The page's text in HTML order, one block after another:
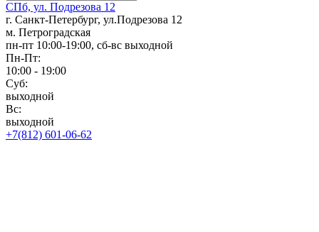
СПб, ул. Подрезова 12
г. Санкт-Петербург, ул.Подрезова 12
м. Петроградская
пн-пт 10:00-19:00, сб-вс выходной
Пн-Пт:
10:00 - 19:00
Суб:
выходной
Вс:
выходной
+7(812) 601-06-62